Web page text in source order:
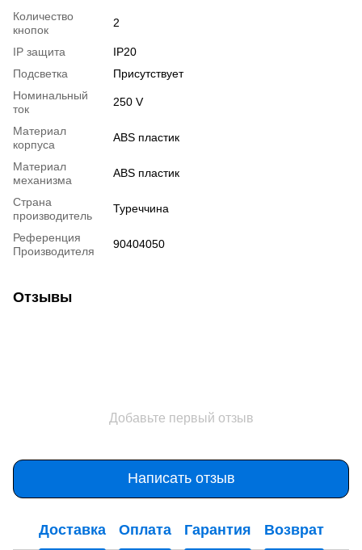
Количество
кнопок
2
IP защита
IP20
Подсветка
Присутствует
Номинальный
ток
250 V
Материал
корпуса
ABS пластик
Материал
механизма
ABS пластик
Страна
производитель
Туреччина
Референция
Производителя
90404050
Отзывы
Добавьте первый отзыв
Написать отзыв
Доставка Оплата Гарантия Возврат